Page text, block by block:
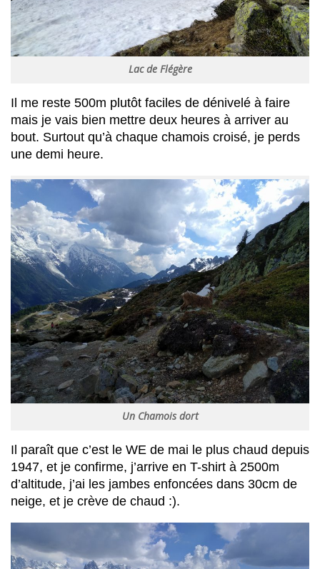
Lac de Flégère
Il me reste 500m plutôt faciles de dénivelé à faire
mais je vais bien mettre deux heures à arriver au
bout. Surtout qu’à chaque chamois croisé, je perds
une demi heure.
Un Chamois dort
Il paraît que c’est le WE de mai le plus chaud depuis
1947, et je confirme, j’arrive en T-shirt à 2500m
d’altitude, j’ai les jambes enfoncées dans 30cm de
neige, et je crève de chaud :).